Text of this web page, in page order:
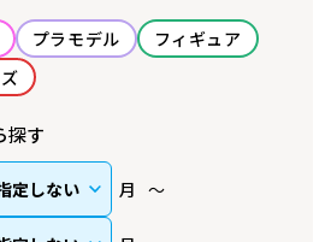
プラモデル
フィギュア
探す
月